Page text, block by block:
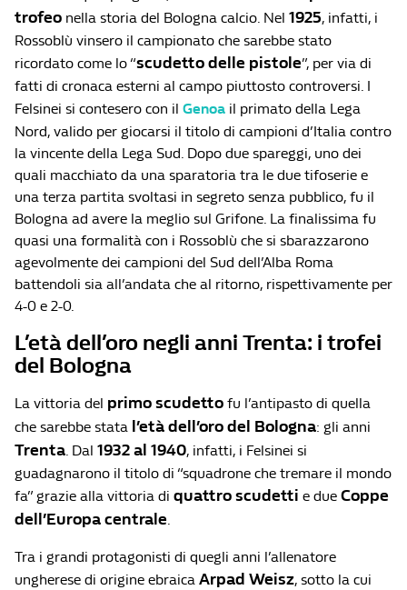
trofeo nella storia del Bologna calcio. Nel 1925, infatti, i
Rossoblù vinsero il campionato che sarebbe stato
ricordato come lo “scudetto delle pistole”, per via di
fatti di cronaca esterni al campo piuttosto controversi. I
Felsinei si contesero con il Genoa il primato della Lega
Nord, valido per giocarsi il titolo di campioni d’Italia contro
la vincente della Lega Sud. Dopo due spareggi, uno dei
quali macchiato da una sparatoria tra le due tifoserie e
una terza partita svoltasi in segreto senza pubblico, fu il
Bologna ad avere la meglio sul Grifone. La finalissima fu
quasi una formalità con i Rossoblù che si sbarazzarono
agevolmente dei campioni del Sud dell’Alba Roma
battendoli sia all’andata che al ritorno, rispettivamente per
4-0 e 2-0.
L’età dell’oro negli anni Trenta: i trofei
del Bologna
La vittoria del primo scudetto fu l’antipasto di quella
che sarebbe stata l’età dell’oro del Bologna: gli anni
Trenta. Dal 1932 al 1940, infatti, i Felsinei si
guadagnarono il titolo di “squadrone che tremare il mondo
fa” grazie alla vittoria di quattro scudetti e due Coppe
dell’Europa centrale.
Tra i grandi protagonisti di quegli anni l’allenatore
ungherese di origine ebraica Arpad Weisz, sotto la cui